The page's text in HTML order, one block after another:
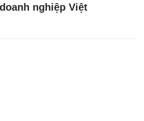
nghiệp Việt